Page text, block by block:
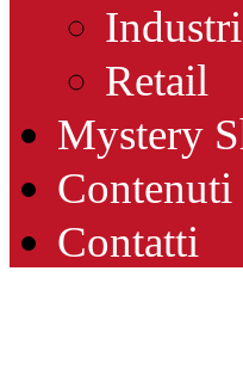
Retail
Mystery
Contenuti
Contatti